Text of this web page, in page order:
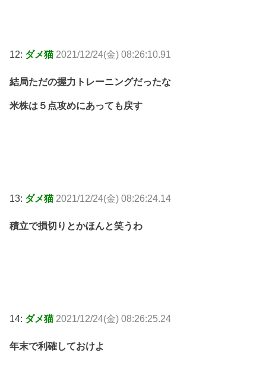
12: ダメ猫 2021/12/24(金) 08:26:10.91
結局ただの握力トレーニングだったな
米株は５点攻めにあっても戻す
13: ダメ猫 2021/12/24(金) 08:26:24.14
積立で損切りとかほんと笑うわ
14: ダメ猫 2021/12/24(金) 08:26:25.24
年末で利確しておけよ